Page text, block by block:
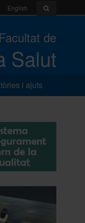
English
Facultat de
Salut
i ajuts